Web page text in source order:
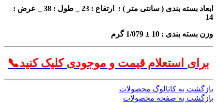
ابعاد بسته بندی ( سانتی متر ) : ارتفاع : 23 _ طول : 38 _ عرض :
: 10 ± 1/079 گرم
استعلام قیمت و موجودی کلیک کنید📞
به کاتالوگ محصولات
به صفحه محصولات